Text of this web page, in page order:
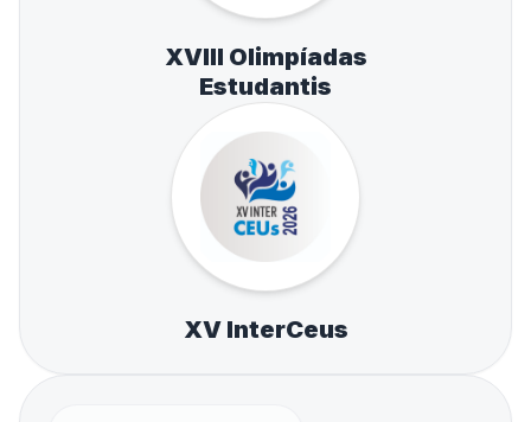
XVIII Olimpíadas
Estudantis
XV InterCeus